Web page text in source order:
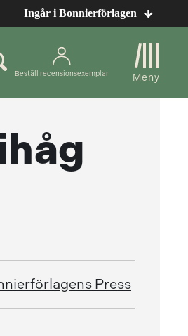
Ingår i Bonnierförlagen
Beställ recensionsexemplar Meny
Press